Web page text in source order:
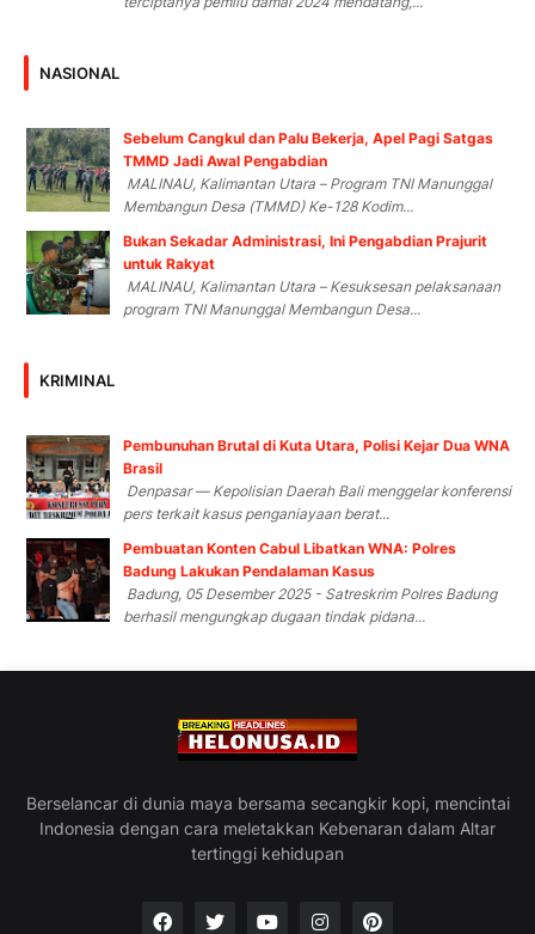
NASIONAL
Sebelum Cangkul dan Palu Bekerja, Apel Pagi Satgas
TMMD Jadi Awal Pengabdian
MALINAU, Kalimantan Utara – Program TNI Manunggal
Membangun Desa (TMMD) Ke-128 Kodim...
Bukan Sekadar Administrasi, Ini Pengabdian Prajurit
untuk Rakyat
MALINAU, Kalimantan Utara – Kesuksesan pelaksanaan
program TNI Manunggal Membangun Desa...
KRIMINAL
Pembunuhan Brutal di Kuta Utara, Polisi Kejar Dua WNA
Brasil
Denpasar — Kepolisian Daerah Bali menggelar konferensi
pers terkait kasus penganiayaan berat...
Pembuatan Konten Cabul Libatkan WNA: Polres
Badung Lakukan Pendalaman Kasus
Badung, 05 Desember 2025 - Satreskrim Polres Badung
berhasil mengungkap dugaan tindak pidana...
Berselancar di dunia maya bersama secangkir kopi, mencintai
Indonesia dengan cara meletakkan Kebenaran dalam Altar
tertinggi kehidupan